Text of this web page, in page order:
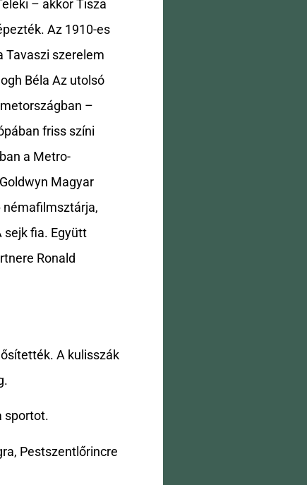
– akkor Tisza
Az 1910-es
Tavaszi szerelem
Béla Az utolsó
–
friss színi
a Metro-
Magyar
némafilmsztárja,
sejk fia. Együtt
Ronald
A kulisszák
sportot.
Pestszentlőrincre